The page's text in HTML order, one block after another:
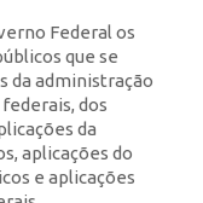
Federal os
que se
da administração
dos
da
aplicações do
e aplicações